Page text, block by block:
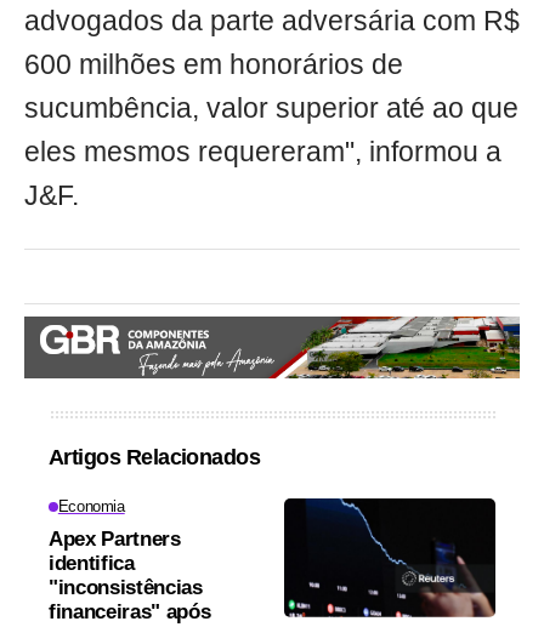
advogados da parte adversária com R$
600 milhões em honorários de
sucumbência, valor superior até ao que
eles mesmos requereram", informou a
J&F.
Artigos Relacionados
Economia
Apex Partners
identifica
"inconsistências
financeiras" após